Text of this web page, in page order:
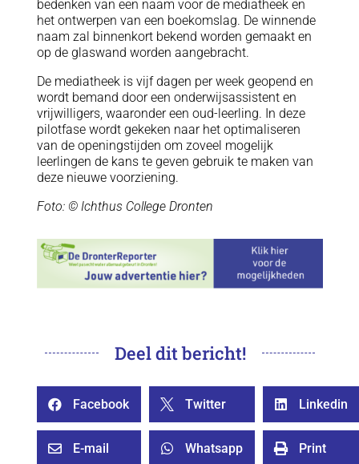
bedenken van een naam voor de mediatheek en
het ontwerpen van een boekomslag. De winnende
naam zal binnenkort bekend worden gemaakt en
op de glaswand worden aangebracht.
De mediatheek is vijf dagen per week geopend en
wordt bemand door een onderwijsassistent en
vrijwilligers, waaronder een oud-leerling. In deze
pilotfase wordt gekeken naar het optimaliseren
van de openingstijden om zoveel mogelijk
leerlingen de kans te geven gebruik te maken van
deze nieuwe voorziening.
Foto: © Ichthus College Dronten
Deel dit bericht!
 Facebook  Twitter  Linkedin
 E-mail  Whatsapp  Print